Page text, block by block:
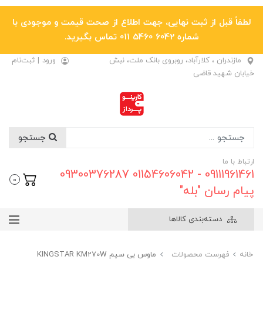
لطفاً قبل از ثبت نهایی، جهت اطلاع از صحت قیمت و موجودی با
شماره 6042 5460 011 تماس بگیرید.
مازندران ، کلارآباد، روبروی بانک ملت، نبش
خیابان شهید قاضی
ورود | ثبت‌نام
ارتباط با ما
09111961461 - 01154606042 09300376287
پیام رسان "بله"
0
دسته‌بندی کالاها
خانه فهرست محصولات ماوس بی سیم KINGSTAR KM270W